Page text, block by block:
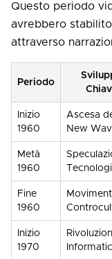
Questo periodo
avrebbero
attraverso
Periodo
Inizio
1960
Ascesa
New
Metà
1960
Fine
1960
Inizio
1970